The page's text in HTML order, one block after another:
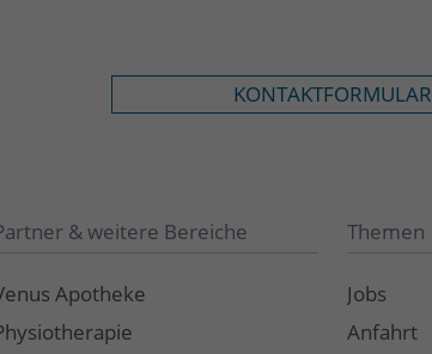
KONTAKTFORMULAR
& weitere Bereiche
Apotheke
Themen
Jobs
Anfahrt